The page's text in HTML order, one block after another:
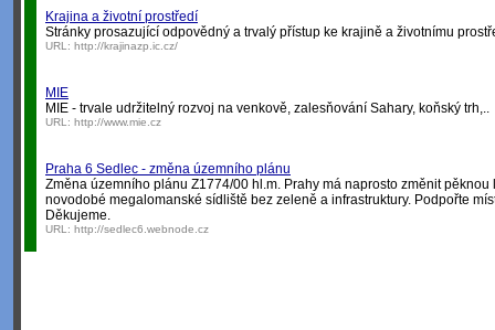
Krajina a životní prostředí
Stránky prosazující odpovědný a trvalý přístup ke krajině a životnímu
URL: http://krajinazp.ic.cz/
MIE
MIE - trvale udržitelný rozvoj na venkově, zalesňování Sahary, koňský trh,..
URL: http://www.mie.cz
Praha 6 Sedlec - změna územního plánu
Změna územního plánu Z1774/00 hl.m. Prahy má naprosto změnit
novodobé megalomanské sídliště bez zeleně a infrastruktury. Podpořte
Děkujeme.
URL: http://sedlec6.webnode.cz